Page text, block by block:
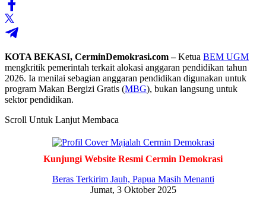
KOTA BEKASI, CerminDemokrasi.com –Ketua BEM UGM
mengkritik pemerintah terkait alokasi anggaran pendidikan tahun
2026. Ia menilai sebagian anggaran pendidikan digunakan untuk
program Makan Bergizi Gratis (MBG), bukan langsung untuk
sektor pendidikan.
Scroll Untuk Lanjut Membaca
Kunjungi Website Resmi Cermin Demokrasi
Beras Terkirim Jauh, Papua Masih Menanti
Jumat, 3 Oktober 2025